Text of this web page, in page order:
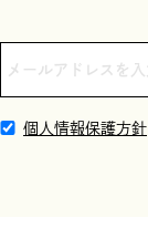
個人情報保護方針